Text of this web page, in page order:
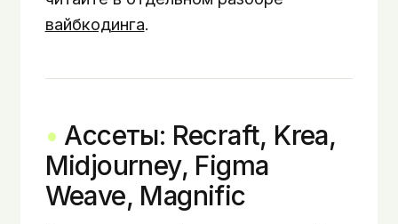
вайбкодинга.
Ассеты: Recraft, Krea,
Midjourney, Figma
Weave, Magnific